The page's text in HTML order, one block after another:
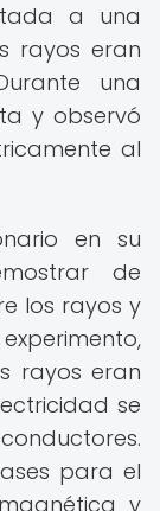
a una
rayos eran
una
y observó
al
en su
de
los rayos y
rayos eran
se
para el
y